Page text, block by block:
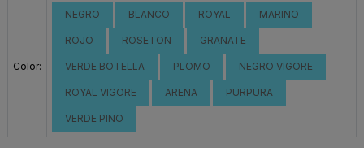
Color:
NEGRO BLANCO ROYAL MARINO
ROJO ROSETON GRANATE
VERDE BOTELLA PLOMO NEGRO VIGORE
ROYAL VIGORE ARENA PURPURA
VERDE PINO